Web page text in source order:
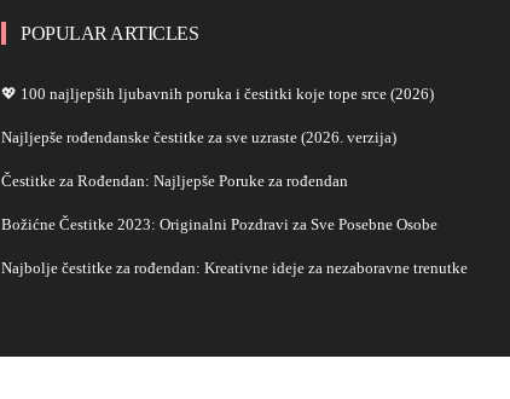
POPULAR ARTICLES
💖 100 najljepših ljubavnih poruka i čestitki koje tope srce (2026)
Najljepše rođendanske čestitke za sve uzraste (2026. verzija)
Čestitke za Rođendan: Najljepše Poruke za rođendan
Božićne Čestitke 2023: Originalni Pozdravi za Sve Posebne Osobe
Najbolje čestitke za rođendan: Kreativne ideje za nezaboravne trenutke